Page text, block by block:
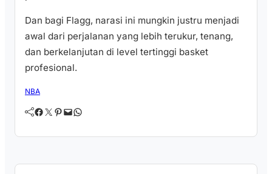
Dan bagi Flagg, narasi ini mungkin justru menjadi
awal dari perjalanan yang lebih terukur, tenang,
dan berkelanjutan di level tertinggi basket
profesional.
NBA
Facebook Twitter Pinterest Mail WhatsApp